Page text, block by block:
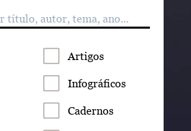
Artigos
Infográficos
Cadernos